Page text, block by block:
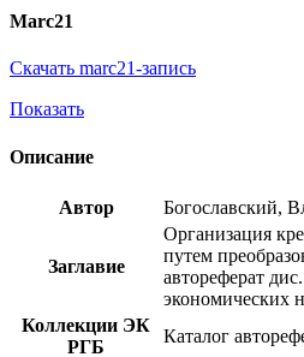
Marc21
Скачать marc21-запись
Показать
Описание
Автор Богославский,
Заглавие
Организация
путем
автореферат
экономических
Коллекции ЭК
РГБ
Каталог